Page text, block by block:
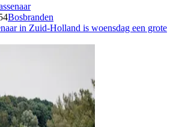
Bosbranden
in Zuid-Holland is woensdag een grote